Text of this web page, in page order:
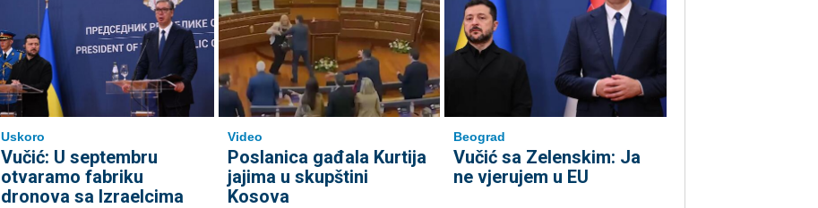
Uskoro
Vučić: U septembru
otvaramo fabriku
dronova sa Izraelcima
Video
Poslanica gađala Kurtija
jajima u skupštini
Kosova
Beograd
Vučić sa Zelenskim: Ja
ne vjerujem u EU